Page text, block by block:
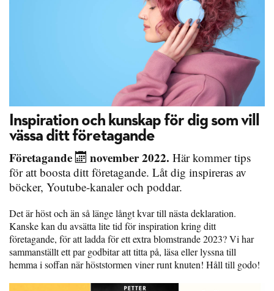
Inspiration och kunskap för dig som vill
vässa ditt företagande
Företagande
november 2022. Här kommer tips
för att boosta ditt företagande. Låt dig inspireras av
böcker, Youtube-kanaler och poddar.
Det är höst och än så länge långt kvar till nästa deklaration.
Kanske kan du avsätta lite tid för inspiration kring ditt
företagande, för att ladda för ett extra blomstrande 2023? Vi har
sammanställt ett par godbitar att titta på, läsa eller lyssna till
hemma i soffan när höststormen viner runt knuten! Håll till godo!